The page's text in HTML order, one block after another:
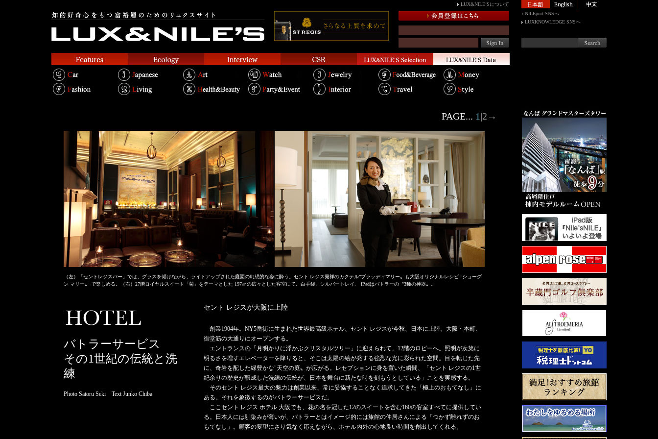
LUX&NILE’Sについて
NILEport SNSへ
LUXKNOWLEDGE SNSへ
PAGE... 1|2 →
（左）「セントレジスバー」では、グラスを傾けながら、ライトアップされた庭園の幻想的な姿に酔う。セント レジス発祥のカクテル”ブラッディマリー〟も大阪オリジナルレシピ ”ショーグ
ン マリー〟 で楽しめる。（右）27階ロイヤルスイート「菊」をテーマとした 197㎡の広々とした客室にて。白手袋、シルバートレイ、 iPadはバトラーの〝3種の神器〟。
バトラーサービス
その1世紀の伝統と洗
練
Photo Satoru Seki Text Junko Chiba
セント レジスが大阪に上陸
創業1904年。NY5番街に生まれた世界最高級ホテル、セント レジスが今秋、日本に上陸。大阪・本町、
御堂筋の大通りにオープンする。
エントランスの「月明かりに浮かぶクリスタルツリー」に迎えられて、12階のロビーへ。照明が次第に
明るさを増すエレベーターを降りると、そこは太陽の絵が発する強烈な光に彩られた空間。目を転じた先
に、奇岩を配した緑豊かな"天空の庭〟が広がる。レセプションに身を置いた瞬間、「セント レジスの1世
紀余りの歴史が醸成した洗練の伝統が、日本を舞台に新たな時を刻もうとしている」ことを実感する。
そのセント レジス最大の魅力は創業以来、常に妥協することなく追求してきた「極上のおもてなし」に
ある。それを象徴するのがバトラーサービスだ。
ここセント レジス ホテル 大阪でも、花の名を冠した12のスイートを含む160の客室すべてに提供してい
る。日本人には馴染みが薄いが、バトラーとはイメージ的には旅館の仲居さんによる「つかず離れずのお
もてなし」。顧客の要望にさり気なく応えながら、ホテル内外の心地良い時間を創出してくれる。